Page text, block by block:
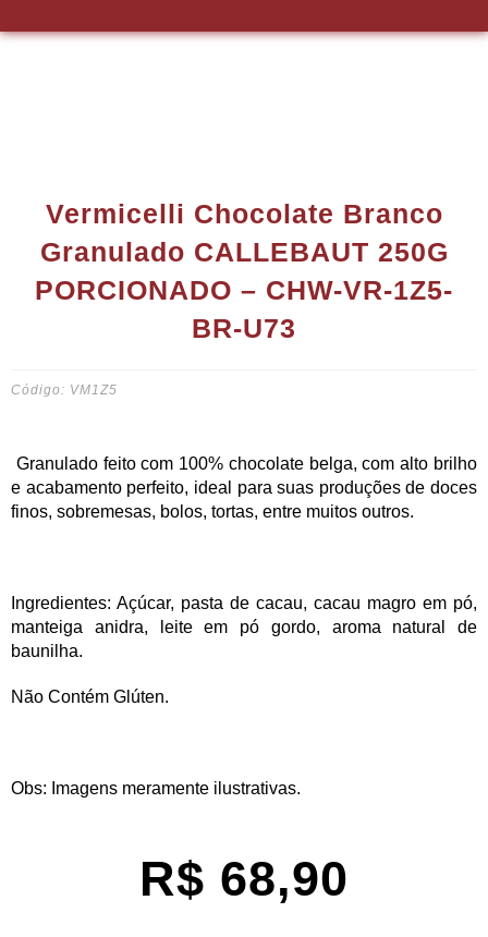
Vermicelli Chocolate Branco
Granulado CALLEBAUT 250G
PORCIONADO – CHW-VR-1Z5-
BR-U73
Código: VM1Z5
Granulado feito com 100% chocolate belga, com alto brilho
e acabamento perfeito, ideal para suas produções de doces
finos, sobremesas, bolos, tortas, entre muitos outros.
Ingredientes: Açúcar, pasta de cacau, cacau magro em pó,
manteiga anidra, leite em pó gordo, aroma natural de
baunilha.
Não Contém Glúten.
Obs: Imagens meramente ilustrativas.
R$ 68,90